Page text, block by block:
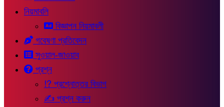
নিয়মাবলি
বিজ্ঞাপন নিয়মাবলী
গবেষণা প্রতিবেদন
সুওয়াল-জাওয়াব
প্রশ্ন
⁉ প্রশ্নোত্তর বিভাগ
✍ প্রশ্ন করুন